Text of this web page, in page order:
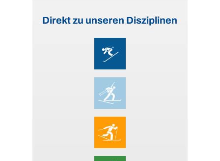
Direkt zu unseren Disziplinen